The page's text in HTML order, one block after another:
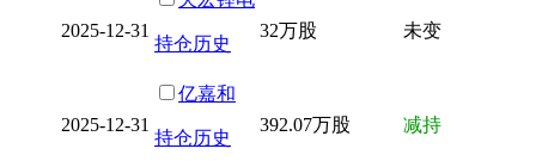
2025-12-31
持仓历史
32万股 未变
2025-12-31
亿嘉和
持仓历史
392.07万股 减持